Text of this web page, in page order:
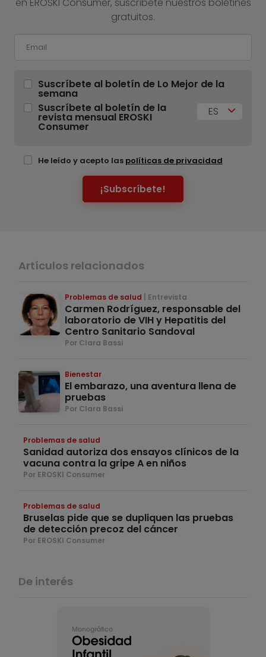
gratuitos.
Suscríbete al boletín de Lo Mejor de la
semana
Suscríbete al boletín de la
revista mensual EROSKI
Consumer
ES
He leído y acepto las políticas de privacidad
¡Subscríbete!
Artículos relacionados
Problemas de salud Entrevista
Carmen Rodríguez, responsable del
laboratorio de VIH y Hepatitis del
Centro Sanitario Sandoval
Por Clara Bassi
Bienestar
El embarazo, una aventura llena de
pruebas
Por Clara Bassi
Problemas de salud
Sanidad autoriza dos ensayos clínicos de la
vacuna contra la gripe A en niños
Por EROSKI Consumer
Problemas de salud
Bruselas pide que se dupliquen las pruebas
de detección precoz del cáncer
Por EROSKI Consumer
De interés